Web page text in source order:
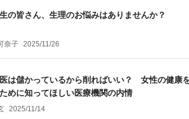
の皆さん、生理のお悩みはありませんか？
奈子 2025/11/26
は儲かっているから削ればいい？ 女性の健康
めに知ってほしい医療機関の内情
2025/11/14